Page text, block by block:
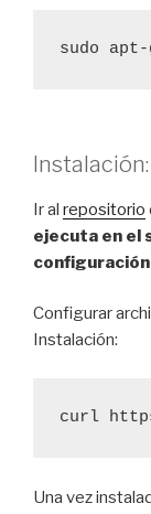
sudo
Instalación:
Ir al repositorio
ejecuta en el
Configurar
Instalación:
curl
Una vez